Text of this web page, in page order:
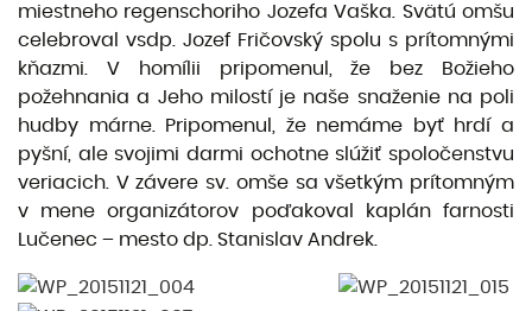
miestneho regenschoriho Jozefa Vaška. Svätú omšu
celebroval vsdp. Jozef Fričovský spolu s prítomnými
kňazmi. V homílii pripomenul, že bez Božieho
požehnania a Jeho milostí je naše snaženie na poli
hudby márne. Pripomenul, že nemáme byť hrdí a
pyšní, ale svojimi darmi ochotne slúžiť spoločenstvu
veriacich. V závere sv. omše sa všetkým prítomným
v mene organizátorov poďakoval kaplán farnosti
Lučenec – mesto dp. Stanislav Andrek.